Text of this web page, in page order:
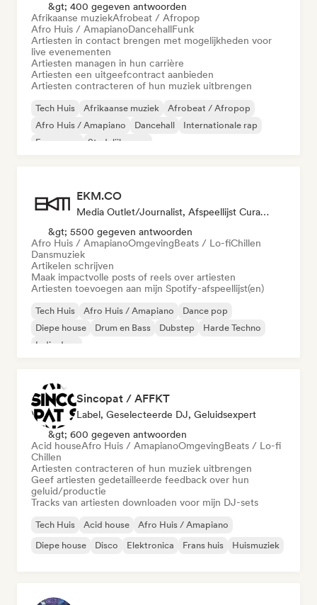
&gt; 400 gegeven antwoorden
Afrikaanse muziekAfrobeat / Afropop
Afro Huis / AmapianoDancehallFunk
Artiesten in contact brengen met mogelijkheden voor
live evenementen
Artiesten managen in hun carrière
Artiesten een uitgeefcontract aanbieden
Artiesten contracteren of hun muziek uitbrengen
Tech Huis Afrikaanse muziek
Afrobeat / Afropop
Afro Huis / Amapiano
Dancehall
Internationale rap
Franse rap
Stedelijke pop
EKM.CO
Media Outlet/Journalist, Afspeellijst Curator
&gt; 5500 gegeven antwoorden
Afro Huis / AmapianoOmgevingBeats / Lo-fiChillen
Dansmuziek
Artikelen schrijven
Maak impactvolle posts of reels over artiesten
Artiesten toevoegen aan mijn Spotify-afspeellijst(en)
Tech Huis Afro Huis / Amapiano
Dance pop
Diepe house
Drum en Bass Dubstep
Harde Techno
Indie dans
Sincopat / AFFKT
Label, Geselecteerde DJ, Geluidsexpert
&gt; 600 gegeven antwoorden
Acid houseAfro Huis / AmapianoOmgevingBeats / Lo-fi
Chillen
Artiesten contracteren of hun muziek uitbrengen
Geef artiesten gedetailleerde feedback over hun
geluid/productie
Tracks van artiesten downloaden voor mijn DJ-sets
Tech Huis Acid house
Afro Huis / Amapiano
Diepe house
Disco Elektronica Frans huis Huismuziek